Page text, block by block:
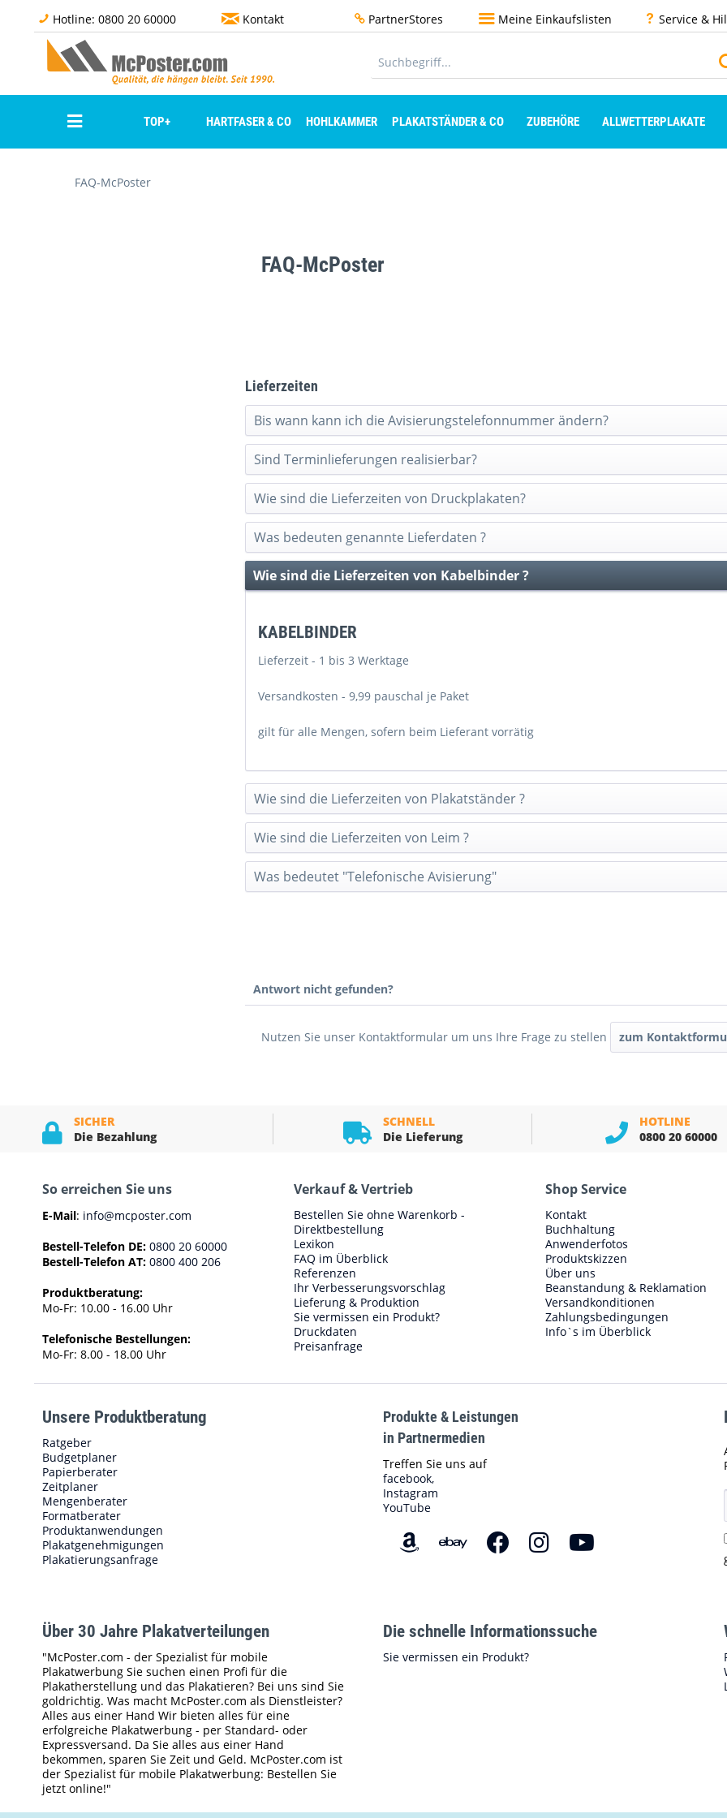
Hotline: 0800 20 60000 Kontakt PartnerStores Meine Einkaufslisten Service &
TOP+ HARTFASER & CO HOHLKAMMER PLAKATSTÄNDER & CO ZUBEHÖRE ALLWETTERPLAKATE
FAQ-McPoster
FAQ-McPoster
Lieferzeiten
Bis wann kann ich die Avisierungstelefonnummer ändern?
Sind Terminlieferungen realisierbar?
Wie sind die Lieferzeiten von Druckplakaten?
Was bedeuten genannte Lieferdaten ?
Wie sind die Lieferzeiten von Kabelbinder ?
KABELBINDER
Lieferzeit - 1 bis 3 Werktage
Versandkosten - 9,99 pauschal je Paket
gilt für alle Mengen, sofern beim Lieferant vorrätig
Wie sind die Lieferzeiten von Plakatständer ?
Wie sind die Lieferzeiten von Leim ?
Was bedeutet "Telefonische Avisierung"
Antwort nicht gefunden?
Nutzen Sie unser Kontaktformular um uns Ihre Frage zu stellen zum
SICHER
Die Bezahlung
SCHNELL
Die Lieferung
HOTLINE
0800 20 60000
So erreichen Sie uns
E-Mail: info@mcposter.com
Bestell-Telefon DE: 0800 20 60000
Bestell-Telefon AT: 0800 400 206
Produktberatung:
Mo-Fr: 10.00 - 16.00 Uhr
Telefonische Bestellungen:
Mo-Fr: 8.00 - 18.00 Uhr
Verkauf & Vertrieb
Bestellen Sie ohne Warenkorb -
Direktbestellung
Lexikon
FAQ im Überblick
Referenzen
Ihr Verbesserungsvorschlag
Lieferung & Produktion
Sie vermissen ein Produkt?
Druckdaten
Preisanfrage
Shop Service
Kontakt
Buchhaltung
Anwenderfotos
Produktskizzen
Über uns
Beanstandung & Reklamation
Versandkonditionen
Zahlungsbedingungen
Info`s im Überblick
Unsere Produktberatung
Ratgeber
Budgetplaner
Papierberater
Zeitplaner
Mengenberater
Formatberater
Produktanwendungen
Plakatgenehmigungen
Plakatierungsanfrage
Produkte & Leistungen
in Partnermedien
Treffen Sie uns auf
facebook,
Instagram
YouTube
Über 30 Jahre Plakatverteilungen
"McPoster.com - der Spezialist für mobile
Plakatwerbung Sie suchen einen Profi für die
Plakatherstellung und das Plakatieren? Bei uns sind Sie
goldrichtig. Was macht McPoster.com als Dienstleister?
Alles aus einer Hand Wir bieten alles für eine
erfolgreiche Plakatwerbung - per Standard- oder
Expressversand. Da Sie alles aus einer Hand
bekommen, sparen Sie Zeit und Geld. McPoster.com ist
der Spezialist für mobile Plakatwerbung: Bestellen Sie
jetzt online!"
Die schnelle Informationssuche
Sie vermissen ein Produkt?